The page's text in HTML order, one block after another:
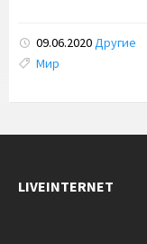
09.06.2020Другие
Tags:
Мир
LIVEINTERNET